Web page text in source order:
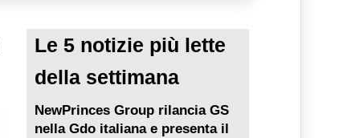
Le 5 notizie più lette
della settimana
NewPrinces Group rilancia GS
nella Gdo italiana e presenta il